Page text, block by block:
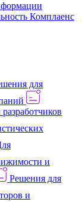
Комплаенс
для
и
Решения для
и